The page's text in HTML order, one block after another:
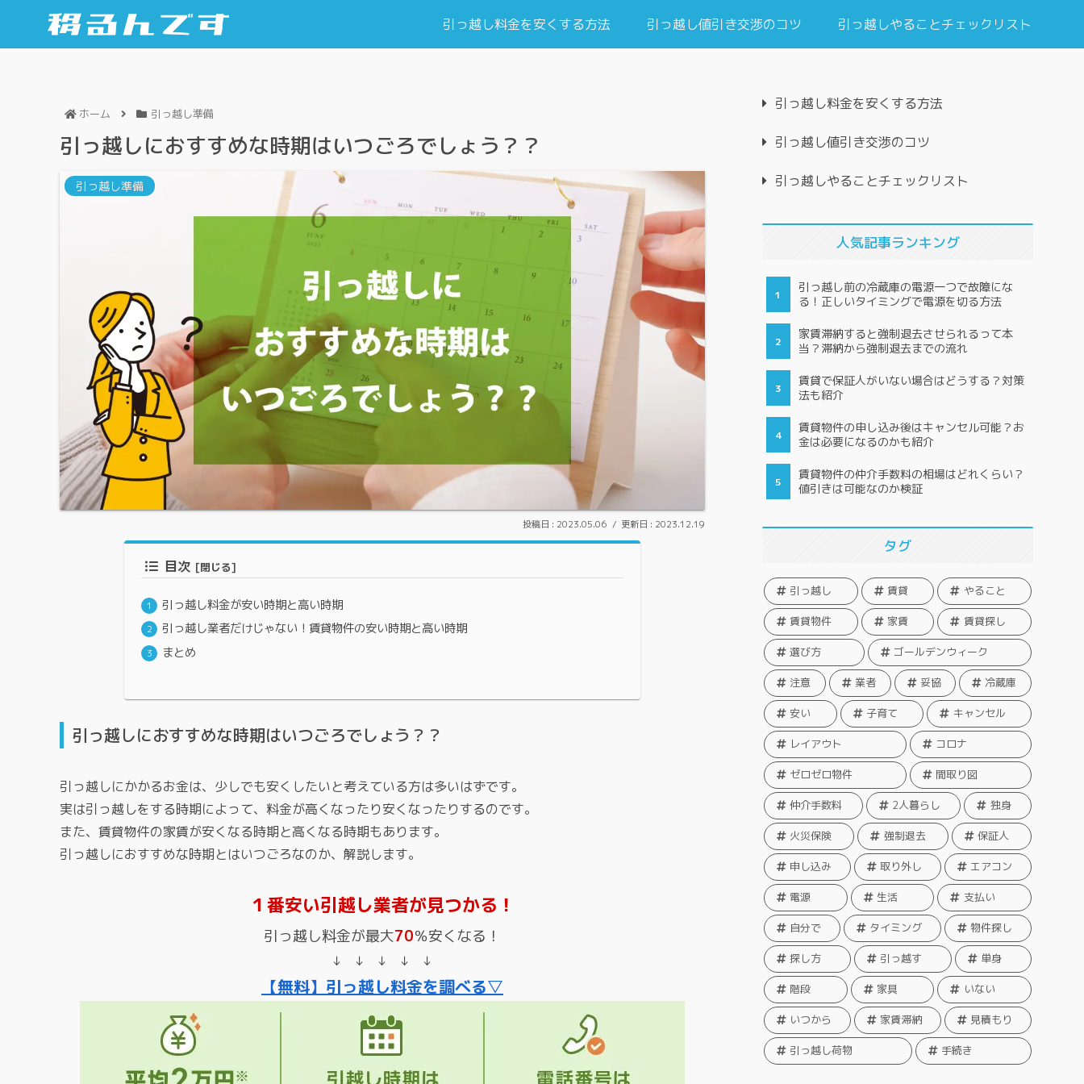
引っ越し料金を安くする方法 引っ越し値引き交渉のコツ 引っ越しやることチェックリスト
ホーム 引っ越し準備
引っ越しにおすすめな時期はいつごろでしょう？？
引っ越し準備
2023.05.06 2023.12.19
目次
引っ越し料金が安い時期と高い時期
引っ越し業者だけじゃない！賃貸物件の安い時期と高い時期
まとめ
引っ越しにおすすめな時期はいつごろでしょう？？
引っ越しにかかるお金は、少しでも安くしたいと考えている方は多いはずです。
実は引っ越しをする時期によって、料金が高くなったり安くなったりするのです。
また、賃貸物件の家賃が安くなる時期と高くなる時期もあります。
引っ越しにおすすめな時期とはいつごろなのか、解説します。
１番安い引越し業者が見つかる！
引っ越し料金が最大70％安くなる！
↓ ↓ ↓ ↓ ↓
【無料】引っ越し料金を調べる▽
引っ越し料金を安くする方法
引っ越し値引き交渉のコツ
引っ越しやることチェックリスト
人気記事ランキング
引っ越し前の冷蔵庫の電源一つで故障にな
る！正しいタイミングで電源を切る方法
家賃滞納すると強制退去させられるって本
当？滞納から強制退去までの流れ
賃貸で保証人がいない場合はどうする？対策
法も紹介
賃貸物件の申し込み後はキャンセル可能？お
金は必要になるのかも紹介
賃貸物件の仲介手数料の相場はどれくらい？
値引きは可能なのか検証
タグ
引っ越し 賃貸 やること
賃貸物件 家賃 賃貸探し
選び方 ゴールデンウィーク
注意 業者 妥協 冷蔵庫
安い 子育て キャンセル
レイアウト コロナ
ゼロゼロ物件 間取り図
仲介手数料 2人暮らし 独身
火災保険 強制退去 保証人
申し込み 取り外し エアコン
電源 生活 支払い
自分で タイミング 物件探し
探し方 引っ越す 単身
階段 家具 いない
いつから 家賃滞納 見積もり
引っ越し荷物 手続き